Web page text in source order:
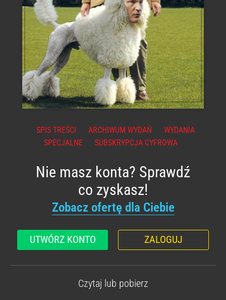
SPIS TREŚCI ARCHIWUM WYDAŃ
WYDANIA
SPECJALNE
SUBSKRYPCJA CYFROWA
Nie masz konta? Sprawdź
co zyskasz!
Zobacz ofertę dla Ciebie
UTWÓRZ KONTO ZALOGUJ
Czytaj lub pobierz